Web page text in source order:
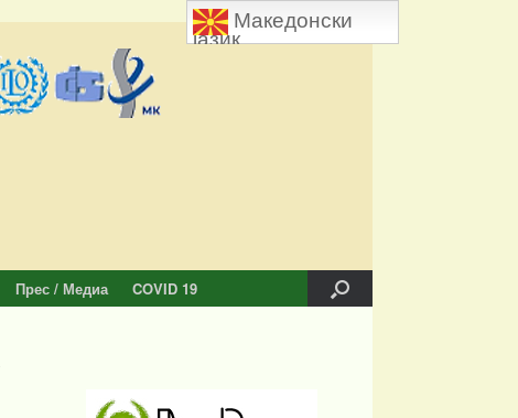
Прес / Медиа COVID 19
Македонски
јазик